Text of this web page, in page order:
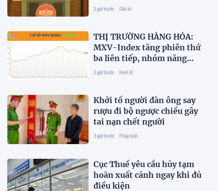
3 giờ trước Giải trí
THỊ TRƯỜNG HÀNG HÓA:
MXV-Index tăng phiên thứ
ba liên tiếp, nhóm năng
lượng ‘kéo’ thị trường
3 giờ trước Kinh tế
Khởi tố người đàn ông say
rượu đi bộ ngược chiều gây
tai nạn chết người
3 giờ trước Pháp luật
Cục Thuế yêu cầu hủy tạm
hoãn xuất cảnh ngay khi đủ
điều kiện